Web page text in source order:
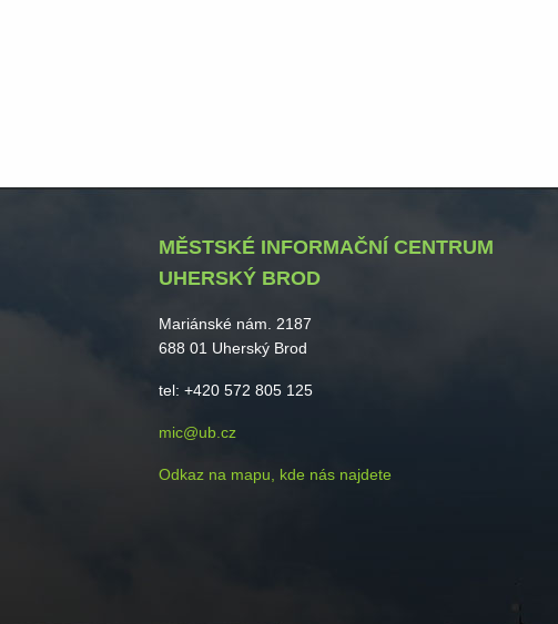
MĚSTSKÉ INFORMAČNÍ CENTRUM
UHERSKÝ BROD
Mariánské nám. 2187
688 01 Uherský Brod
tel: +420 572 805 125
mic@ub.cz
Odkaz na mapu, kde nás najdete